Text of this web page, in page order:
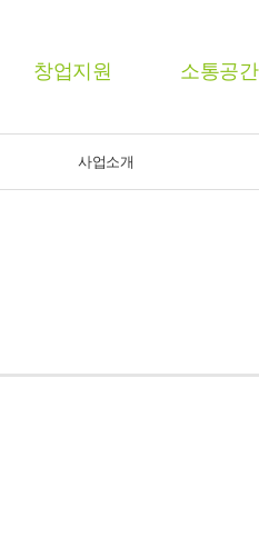
창업지원 소통공간
사업소개